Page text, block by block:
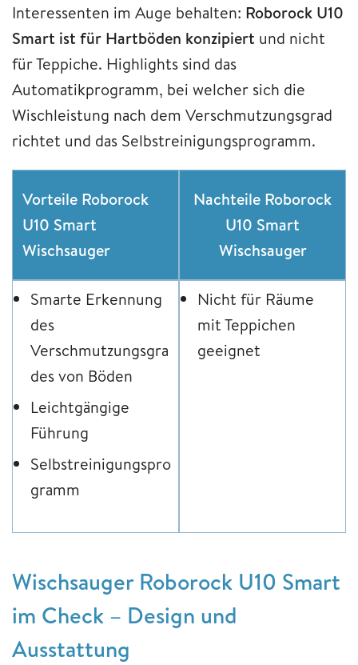
Interessenten im Auge behalten: Roborock U10
Smart ist für Hartböden konzipiert und nicht
für Teppiche. Highlights sind das
Automatikprogramm, bei welcher sich die
Wischleistung nach dem Verschmutzungsgrad
richtet und das Selbstreinigungsprogramm.
Vorteile Roborock
U10 Smart
Wischsauger
Nachteile Roborock
U10 Smart
Wischsauger
Smarte Erkennung
des
Verschmutzungsgra
des von Böden
Leichtgängige
Führung
Selbstreinigungspro
gramm
Nicht für Räume
mit Teppichen
geeignet
Wischsauger Roborock U10 Smart
im Check – Design und
Ausstattung